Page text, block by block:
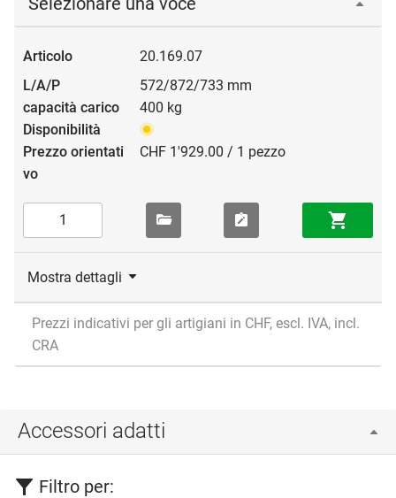
20.169.07
572/872/733 mm
400 kg
CHF 1'929.00 / 1 pezzo
Mostra dettagli
Prezzi indicativi per gli artigiani in CHF, escl. IVA, incl.
CRA
Accessori adatti
Filtro per: